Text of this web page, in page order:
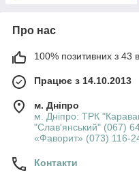
Про нас
100% позитивних з 43
Працює з 14.10.2013
м. Дніпро
м. Дніпро: ТРК
"Слав'янський" (067)
«Фаворит» (073) 116-
Контакти